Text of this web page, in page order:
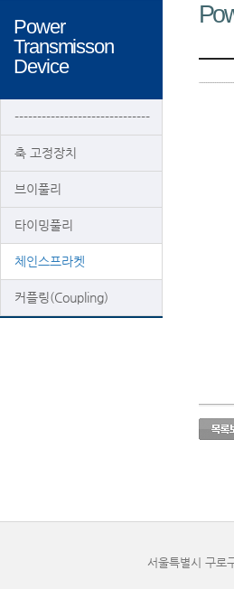
Power
Transmisson
Device
------------------------------
축 고정장치
브이풀리
타이밍풀리
체인스프라켓
커플링(Coupling)
서울특별시 구